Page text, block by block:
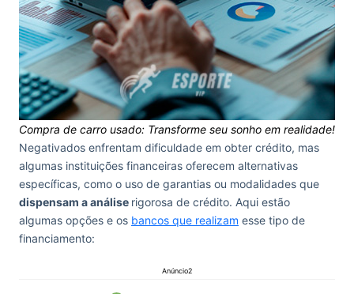
Compra de carro usado: Transforme seu sonho em realidade!
Negativados enfrentam dificuldade em obter crédito, mas
algumas instituições financeiras oferecem alternativas
específicas, como o uso de garantias ou modalidades que
dispensam a análise rigorosa de crédito. Aqui estão
algumas opções e os bancos que realizam esse tipo de
financiamento:
Anúncio2